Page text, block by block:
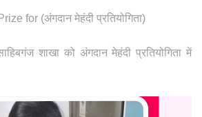
for (अंगदान मेहंदी प्रतियोगिता)
शाखा को अंगदान मेहंदी प्रतियोगिता में